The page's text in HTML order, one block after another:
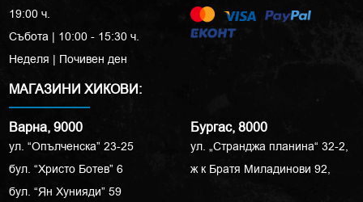
19:00 ч.
Събота | 10:00 - 15:30 ч.
Неделя | Почивен ден
МАГАЗИНИ ХИКОВИ:
Варна, 9000
ул. “Опълченска” 23-25
бул. “Христо Ботев” 6
бул. “Ян Хунияди” 59
Бургас, 8000
ул. „Странджа планина“ 32-2,
ж к Братя Миладинови 92,